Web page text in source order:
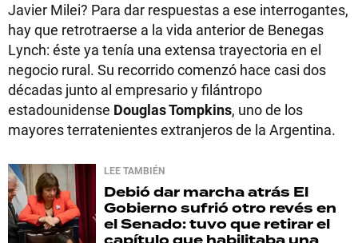
Javier Milei? Para dar respuestas a ese interrogantes,
hay que retrotraerse a la vida anterior de Benegas
Lynch: éste ya tenía una extensa trayectoria en el
negocio rural. Su recorrido comenzó hace casi dos
décadas junto al empresario y filántropo
estadounidense Douglas Tompkins, uno de los
mayores terratenientes extranjeros de la Argentina.
LEE TAMBIÉN
Debió dar marcha atrás El
Gobierno sufrió otro revés en
el Senado: tuvo que retirar el